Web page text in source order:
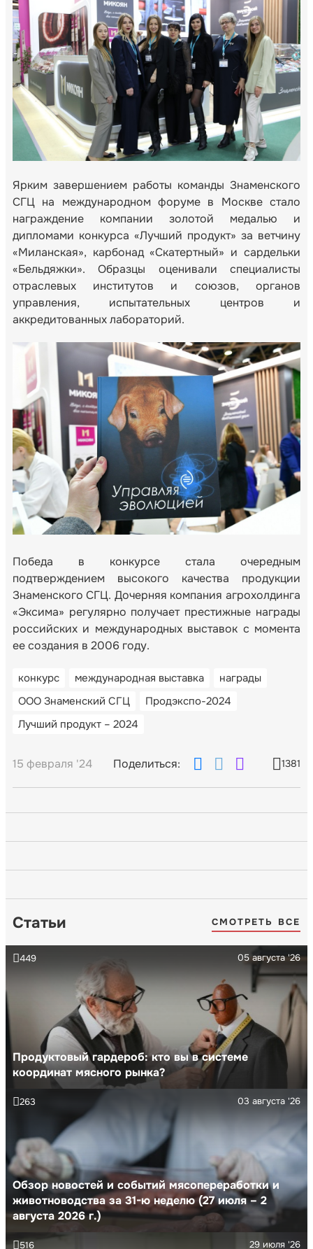
Ярким завершением работы команды Знаменского
СГЦ на международном форуме в Москве стало
награждение компании золотой медалью и
дипломами конкурса «Лучший продукт» за ветчину
«Миланская», карбонад «Скатертный» и сардельки
«Бельдяжки». Образцы оценивали специалисты
отраслевых институтов и союзов, органов
управления, испытательных центров и
аккредитованных лабораторий.
Победа в конкурсе стала очередным
подтверждением высокого качества продукции
Знаменского СГЦ. Дочерняя компания агрохолдинга
«Эксима» регулярно получает престижные награды
российских и международных выставок с момента
ее создания в 2006 году.
конкурс международная выставка
награды
ООО Знаменский СГЦ
Продэкспо-2024
Лучший продукт – 2024
15 февраля '24 Поделиться: 1381
Статьи СМОТРЕТЬ ВСЕ
Продуктовый гардероб: кто вы в системе
координат мясного рынка?
05 августа '26
449
Обзор новостей и событий мясопереработки и
животноводства за 31-ю неделю (27 июля – 2
августа 2026 г.)
03 августа '26
263
29 июля '26
516